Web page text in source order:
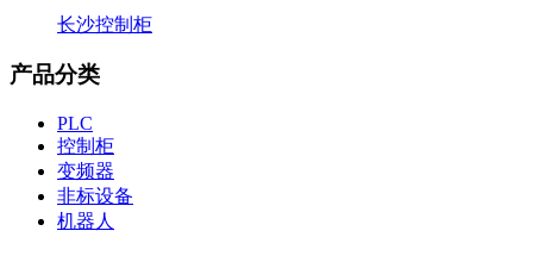
长沙控制柜
产品分类
PLC
控制柜
变频器
非标设备
机器人